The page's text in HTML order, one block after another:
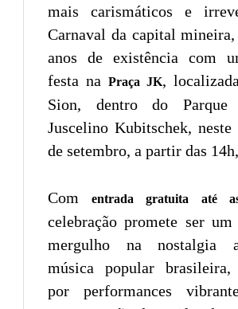
mais carismáticos e
Carnaval da capital
anos de existência com
festa na Praça JK,
Sion, dentro do Parque
Juscelino Kubitschek, neste
de setembro, a partir das
Comentrada gratuita até
celebração promete ser um
mergulho na nostalgia
música popular brasileira,
por performances